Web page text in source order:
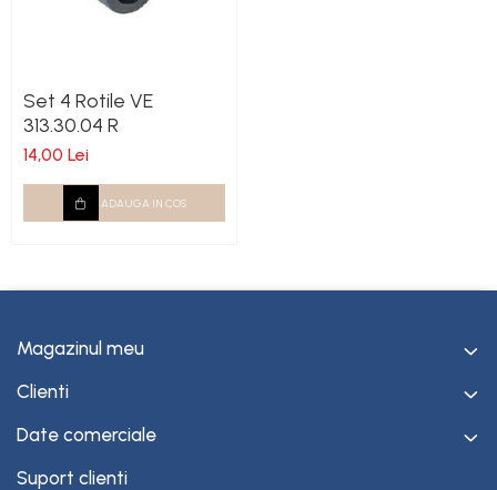
Set 4 Rotile VE
313.30.04 R
14,00 Lei
ADAUGA IN COS
Magazinul meu
Clienti
Date comerciale
Suport clienti